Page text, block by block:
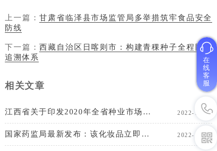
上一篇：甘肃省临泽县市场监管局多举措筑牢食品安全
防线
下一篇：西藏自治区日喀则市：构建青稞种子全程防伪
追溯体系
相关文章
江西省关于印发2020年全省种业市场监管工作实施方案通知 2022-11-27
国家药监局最新发布：该化妆品立即停止经营！ 2022-10-10
在
线
客
服